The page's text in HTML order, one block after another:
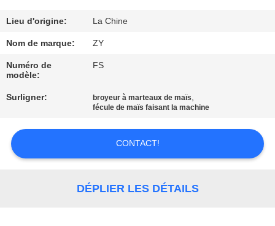
QUALITÉ
CONTACTEZ-
NOUVELLES
DEMANDEZ
Lieu d'origine: La Chine
Nom de marque: ZY
Numéro de
modèle:
FS
Surligner: broyeur à marteaux de maïs,
fécule de maïs faisant la machine
CONTACT!
DÉPLIER LES DÉTAILS